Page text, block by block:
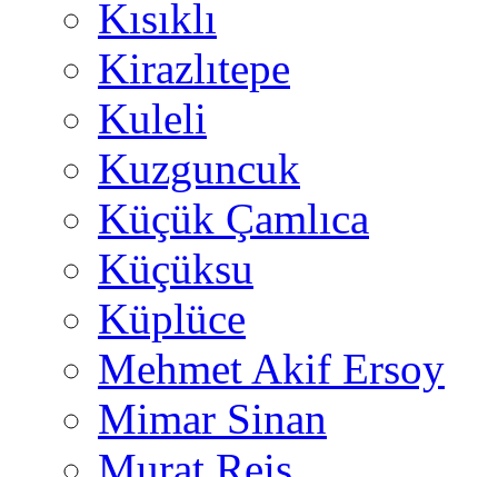
Kısıklı
Kirazlıtepe
Kuleli
Kuzguncuk
Küçük Çamlıca
Küçüksu
Küplüce
Mehmet Akif Ersoy
Mimar Sinan